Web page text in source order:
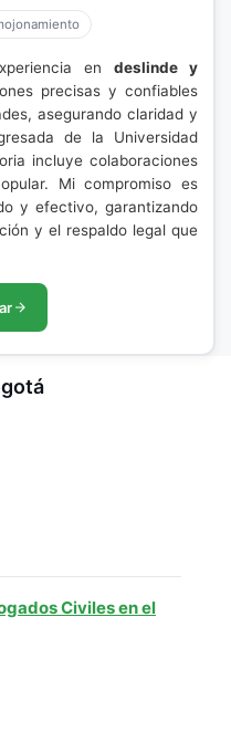
en deslinde y
precisas y confiables
asegurando claridad y
de la Universidad
incluye colaboraciones
Mi compromiso es
y efectivo, garantizando
y el respaldo legal que
Civiles en el